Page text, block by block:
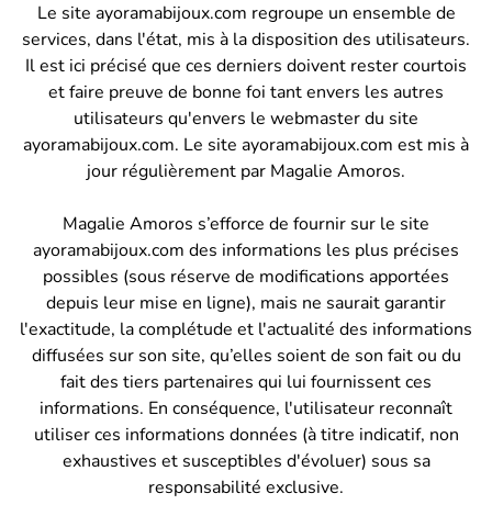
Le site ayoramabijoux.com regroupe un ensemble de
services, dans l'état, mis à la disposition des utilisateurs.
Il est ici précisé que ces derniers doivent rester courtois
et faire preuve de bonne foi tant envers les autres
utilisateurs qu'envers le webmaster du site
ayoramabijoux.com. Le site ayoramabijoux.com est mis à
jour régulièrement par Magalie Amoros.
Magalie Amoros s’efforce de fournir sur le site
ayoramabijoux.com des informations les plus précises
possibles (sous réserve de modifications apportées
depuis leur mise en ligne), mais ne saurait garantir
l'exactitude, la complétude et l'actualité des informations
diffusées sur son site, qu’elles soient de son fait ou du
fait des tiers partenaires qui lui fournissent ces
informations. En conséquence, l'utilisateur reconnaît
utiliser ces informations données (à titre indicatif, non
exhaustives et susceptibles d'évoluer) sous sa
responsabilité exclusive.